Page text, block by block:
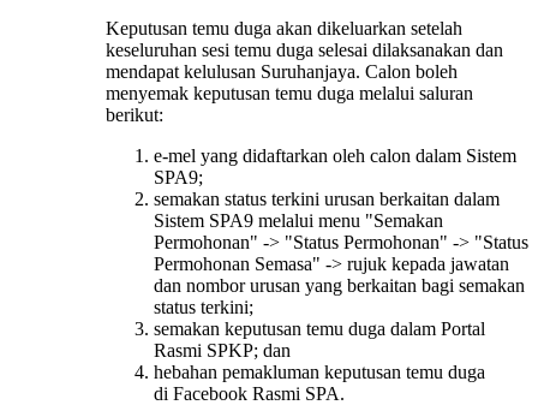
Keputusan temu duga akan dikeluarkan setelah
keseluruhan sesi temu duga selesai dilaksanakan dan
mendapat kelulusan Suruhanjaya. Calon boleh
menyemak keputusan temu duga melalui saluran
berikut:
e-mel yang didaftarkan oleh calon dalam Sistem
SPA9;
semakan status terkini urusan berkaitan dalam
Sistem SPA9 melalui menu "Semakan
Permohonan" -> "Status Permohonan" -> "Status
Permohonan Semasa" -> rujuk kepada jawatan
dan nombor urusan yang berkaitan bagi semakan
status terkini;
semakan keputusan temu duga dalam Portal
Rasmi SPKP; dan
hebahan pemakluman keputusan temu duga
di Facebook Rasmi SPA.